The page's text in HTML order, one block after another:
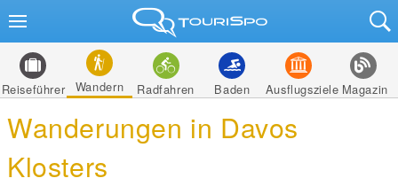
Reiseführer Wandern Radfahren Baden Ausflugsziele Magazin
Wanderungen in Davos
Klosters